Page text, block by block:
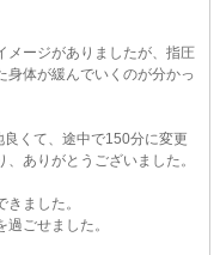
メージがありましたが、指圧
身体が緩んでいくのが分かっ
くて、途中で150分に変更
ありがとうございました。
ました。
ごせました。